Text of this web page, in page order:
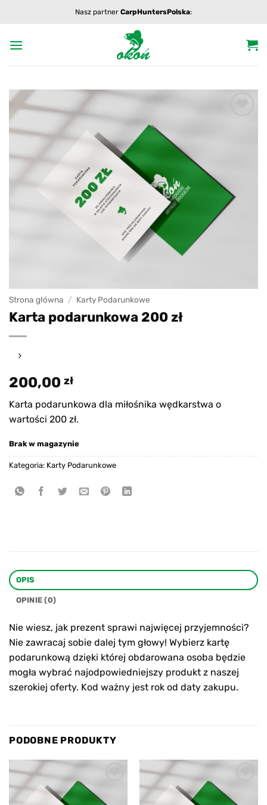
Nasz partner CarpHuntersPolska:
Strona główna / Karty Podarunkowe
Karta podarunkowa 200 zł
200,00 zł
Karta podarunkowa dla miłośnika wędkarstwa o
wartości 200 zł.
Brak w magazynie
Kategoria: Karty Podarunkowe
OPIS
OPINIE (0)
Nie wiesz, jak prezent sprawi najwięcej przyjemności?
Nie zawracaj sobie dalej tym głowy! Wybierz kartę
podarunkową dzięki której obdarowana osoba będzie
mogła wybrać najodpowiedniejszy produkt z naszej
szerokiej oferty. Kod ważny jest rok od daty zakupu.
PODOBNE PRODUKTY
wishlist
wishlist